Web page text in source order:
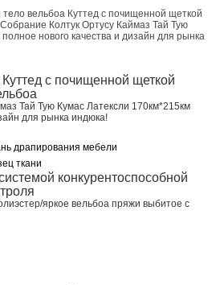
вельбоа Куттед с почищенной щеткой
Колтук Ортусу Каймаз Тай Тую
нового качества и дизайн для рынка
с почищенной щеткой
Тай Тую Кумас Латексли 170км*215км
для рынка индюка!
драпирования мебели
ткани
конкурентоспособной
яркое вельбоа пряжи выбитое с